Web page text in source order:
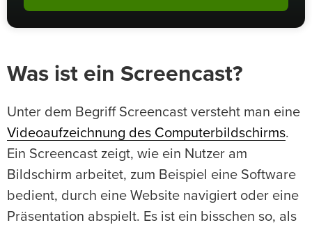
Was ist ein Screencast?
Unter dem Begriff Screencast versteht man eine
Videoaufzeichnung des Computerbildschirms.
Ein Screencast zeigt, wie ein Nutzer am
Bildschirm arbeitet, zum Beispiel eine Software
bedient, durch eine Website navigiert oder eine
Präsentation abspielt. Es ist ein bisschen so, als